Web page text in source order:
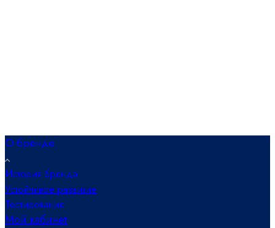
О бренде
История бренда
Устойчивое развитие
Тестирование
Мой кабинет